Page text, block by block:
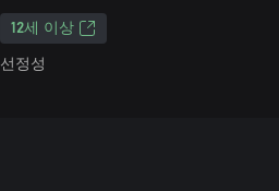
12세 이상
선정성